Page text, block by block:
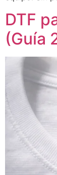
DTF
(Guía